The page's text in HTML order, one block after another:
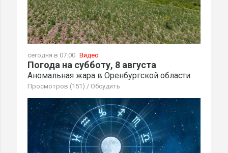
сегодня в 07:00 Видео
Погода на субботу, 8 августа
Аномальная жара в Оренбургской области
Просмотров (151) / Обсудить